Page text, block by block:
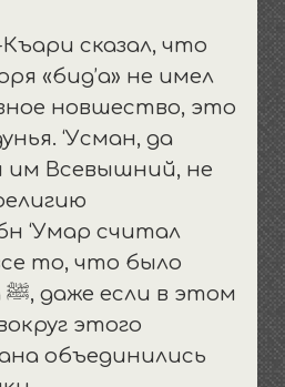
сказал, что
«бид’а» не имел
новшество, это
‘Усман, да
им Всевышний, не
‘Умар считал
то, что было
ﷺ, даже если в этом
этого
объединились